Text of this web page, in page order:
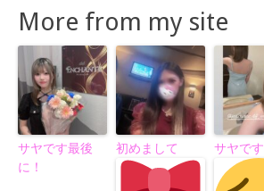
More from my site
サヤです最後
に！
初めまして サヤです